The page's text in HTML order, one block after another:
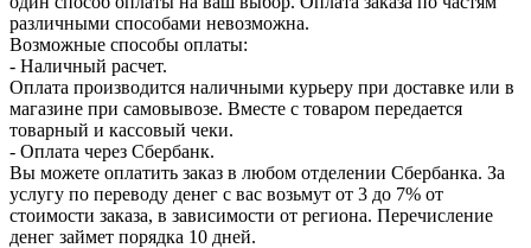
различными способами невозможна.
Возможные способы оплаты:
- Наличный расчет.
Оплата производится наличными курьеру при доставке или в
магазине при самовывозе. Вместе с товаром передается
товарный и кассовый чеки.
- Оплата через Сбербанк.
Вы можете оплатить заказ в любом отделении Сбербанка. За
услугу по переводу денег с вас возьмут от 3 до 7% от
стоимости заказа, в зависимости от региона. Перечисление
денег займет порядка 10 дней.